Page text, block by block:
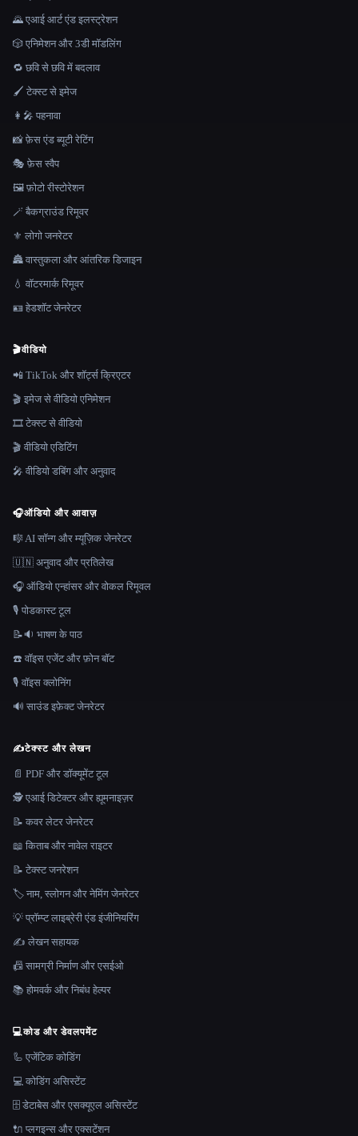
🌄 एआई आर्ट एंड इलस्ट्रेशन
🎲 एनिमेशन और 3डी मॉडलिंग
🔁 छवि से छवि में बदलाव
🖌️ टेक्स्ट से इमेज
👩‍🎤 पहनावा
📸 फ़ेस एंड ब्यूटी रेटिंग
🎭 फ़ेस स्वैप
🖼️ फ़ोटो रीस्टोरेशन
🪄 बैकग्राउंड रिमूवर
⚜️ लोगो जनरेटर
🏯 वास्तुकला और आंतरिक डिजाइन
💧 वॉटरमार्क रिमूवर
🪪 हेडशॉट जेनरेटर
🎬वीडियो
📲 TikTok और शॉर्ट्स क्रिएटर
🎬 इमेज से वीडियो एनिमेशन
🎞️ टेक्स्ट से वीडियो
🎬 वीडियो एडिटिंग
🎤 वीडियो डबिंग और अनुवाद
🎧ऑडियो और आवाज़
🎼 AI सॉन्ग और म्यूज़िक जेनरेटर
🇺🇳 अनुवाद और प्रतिलेख
🎧 ऑडियो एन्हांसर और वोकल रिमूवल
🎙️ पोडकास्ट टूल
📝🔉 भाषण के पाठ
☎️ वॉइस एजेंट और फ़ोन बॉट
🎙️ वॉइस क्लोनिंग
🔊 साउंड इफ़ेक्ट जेनरेटर
✍️टेक्स्ट और लेखन
📄 PDF और डॉक्यूमेंट टूल
🕵️ एआई डिटेक्टर और ह्यूमनाइज़र
📝 कवर लेटर जेनरेटर
📖 किताब और नावेल राइटर
📝 टेक्स्ट जनरेशन
🏷️ नाम, स्लोगन और नेमिंग जेनरेटर
💡 प्रॉम्प्ट लाइब्रेरी एंड इंजीनियरिंग
✍️ लेखन सहायक
📠 सामग्री निर्माण और एसईओ
📚 होमवर्क और निबंध हेल्पर
💻कोड और डेवलपमेंट
🦾 एजेंटिक कोडिंग
💻 कोडिंग असिस्टेंट
🗄️ डेटाबेस और एसक्यूएल असिस्टेंट
🔌 प्लगइन्स और एक्सटेंशन